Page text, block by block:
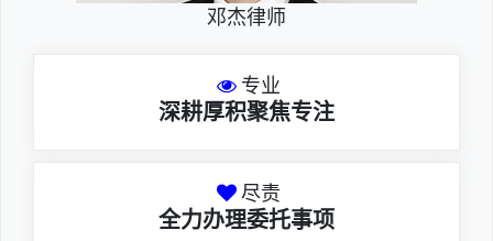
邓杰律师
专业
深耕厚积聚焦专注
尽责
全力办理委托事项